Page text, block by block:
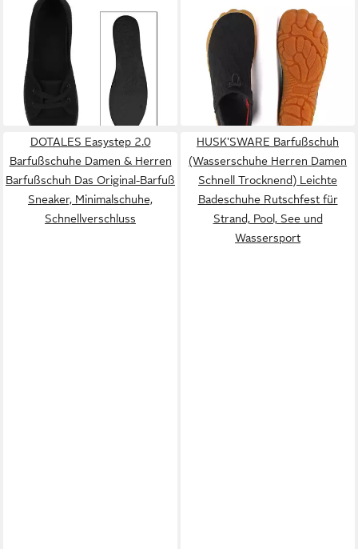
VAN HILL 79659 Sneaker
Ballerinas Sportliche Damen
Ballerinas Stoff Slipper
Sneaker Flats Schnürer
71109
19,90 € UVP
-50%
HUSK'SWARE
Barfußschuh
(Trailrunning-Schuhe,
Minimalistische Barfuß
Sneaker Mit Zero-Drop Sohle)
Atmungsaktiv und rutschfest
41,95 €
48,99 €
(0,42 €/ 1 Paar)
-14%
DOTALES Easystep 2.0
Barfußschuhe Damen & Herren
Barfußschuh Das Original-Barfuß
Sneaker, Minimalschuhe,
Schnellverschluss
HUSK'SWARE Barfußschuh
(Wasserschuhe Herren Damen
Schnell Trocknend) Leichte
Badeschuhe Rutschfest für
Strand, Pool, See und
Wassersport